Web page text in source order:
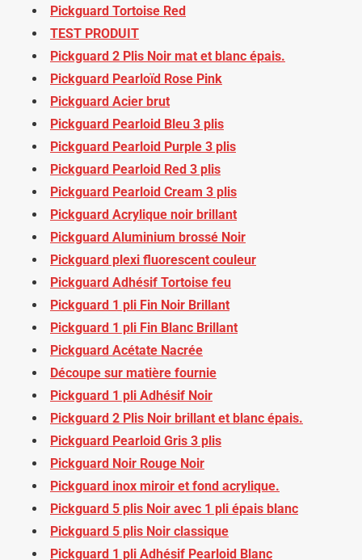
Pickguard Tortoise Red
TEST PRODUIT
Pickguard 2 Plis Noir mat et blanc épais.
Pickguard Pearloïd Rose Pink
Pickguard Acier brut
Pickguard Pearloid Bleu 3 plis
Pickguard Pearloid Purple 3 plis
Pickguard Pearloid Red 3 plis
Pickguard Pearloid Cream 3 plis
Pickguard Acrylique noir brillant
Pickguard Aluminium brossé Noir
Pickguard plexi fluorescent couleur
Pickguard Adhésif Tortoise feu
Pickguard 1 pli Fin Noir Brillant
Pickguard 1 pli Fin Blanc Brillant
Pickguard Acétate Nacrée
Découpe sur matière fournie
Pickguard 1 pli Adhésif Noir
Pickguard 2 Plis Noir brillant et blanc épais.
Pickguard Pearloid Gris 3 plis
Pickguard Noir Rouge Noir
Pickguard inox miroir et fond acrylique.
Pickguard 5 plis Noir avec 1 pli épais blanc
Pickguard 5 plis Noir classique
Pickguard 1 pli Adhésif Pearloid Blanc